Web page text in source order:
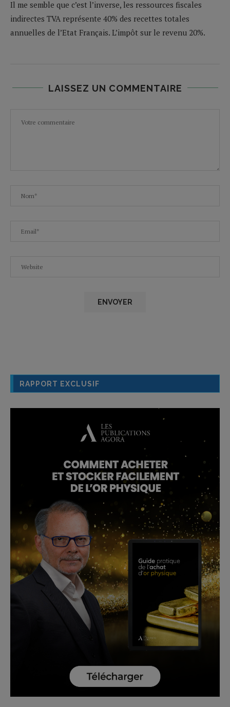
Il me semble que c’est l’inverse, les ressources fiscales
indirectes TVA représente 40% des recettes totales
annuelles de l’Etat Français. L’impôt sur le revenu 20%.
LAISSEZ UN COMMENTAIRE
RAPPORT EXCLUSIF